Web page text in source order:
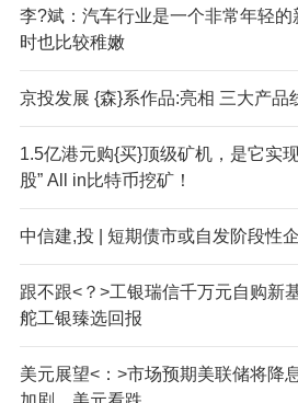
李?斌：汽车行业是一个非常年轻
时也比较稚嫩
京投发展 {森}系作品:亮相 三大产品
1.5亿港元购{买}顶级矿机，是它实
股” All in比特币挖矿！
中信建,投 | 短期债市或自发阶段性
跟不跟<？>工银瑞信千万元自购新
舵工银臻选回报
美元展望<：>市场预期美联储将降